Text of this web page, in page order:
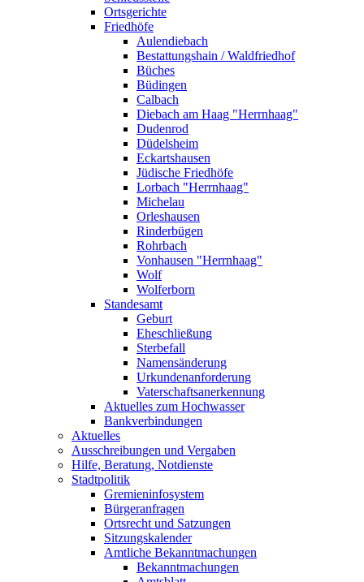
Ortsgerichte
Friedhöfe
Aulendiebach
Bestattungshain / Waldfriedhof
Büches
Büdingen
Calbach
Diebach am Haag "Herrnhaag"
Dudenrod
Düdelsheim
Eckartshausen
Jüdische Friedhöfe
Lorbach "Herrnhaag"
Michelau
Orleshausen
Rinderbügen
Rohrbach
Vonhausen "Herrnhaag"
Wolf
Wolferborn
Standesamt
Geburt
Eheschließung
Sterbefall
Namensänderung
Urkundenanforderung
Vaterschaftsanerkennung
Aktuelles zum Hochwasser
Bankverbindungen
Aktuelles
Ausschreibungen und Vergaben
Hilfe, Beratung, Notdienste
Stadtpolitik
Gremieninfosystem
Bürgeranfragen
Ortsrecht und Satzungen
Sitzungskalender
Amtliche Bekanntmachungen
Bekanntmachungen